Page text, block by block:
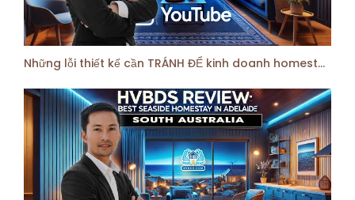
Những lỗi thiết kế cần TRÁNH ĐỂ kinh doanh homestay airbnb | HVBDS